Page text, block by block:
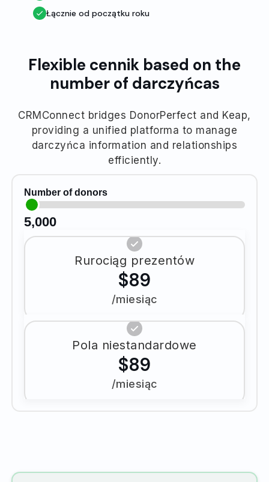
Łącznie od początku roku
Flexible cennik based on the
number of darczyńcas
CRMConnect bridges DonorPerfect and Keap,
providing a unified platforma to manage
darczyńca information and relationships
efficiently.
Number of donors
5,000
Rurociąg prezentów
$89
/miesiąc
Pola niestandardowe
$89
/miesiąc